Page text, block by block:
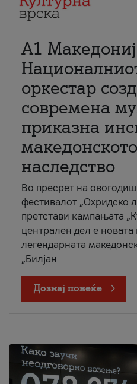
А1
оркестар
современа
приказна
наследство
Во пресрет на
фестивалот „Охридско
претстави кампањата
централен дел е новата
легендарната
„Билјан
Дознај повеќе